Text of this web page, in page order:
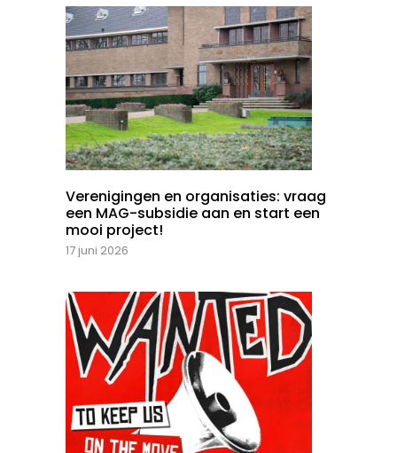
Verenigingen en organisaties: vraag
een MAG-subsidie aan en start een
mooi project!
17 juni 2026